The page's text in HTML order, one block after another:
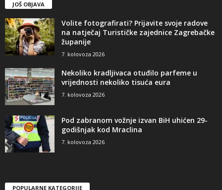
JOŠ OBJAVA
Volite fotografirati? Prijavite svoje radove
na natječaj Turističke zajednice Zagrebačke
županije
7. kolovoza 2026
Nekoliko kradljivaca otuđilo parfeme u
vrijednosti nekoliko tisuća eura
7. kolovoza 2026
Pod zabranom vožnje izvan BiH uhićen 29-
godišnjak kod Mraclina
7. kolovoza 2026
POPULARNE KATEGORIJE